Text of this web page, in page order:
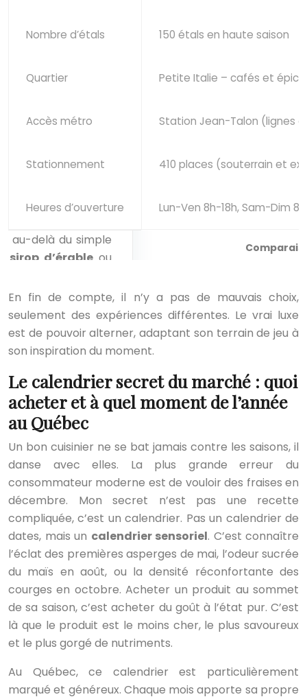
Nombre d’étals 150 étals en haute saison
Quartier Petite Italie – cafés et
Accès métro Station Jean-Talon (lignes
Stationnement 410 places (souterrain et
Heures d’ouverture Lun-Ven 8h-18h, Sam-Dim
En fin de compte, il n’y a pas de mauvais choix,
seulement des expériences différentes. Le vrai luxe
est de pouvoir alterner, adaptant son terrain de jeu à
son inspiration du moment.
Le calendrier secret du marché : quoi
acheter et à quel moment de l’année
au Québec
Un bon cuisinier ne se bat jamais contre les saisons, il
danse avec elles. La plus grande erreur du
consommateur moderne est de vouloir des fraises en
décembre. Mon secret n’est pas une recette
compliquée, c’est un calendrier. Pas un calendrier de
dates, mais un calendrier sensoriel. C’est connaître
l’éclat des premières asperges de mai, l’odeur sucrée
du maïs en août, ou la densité réconfortante des
courges en octobre. Acheter un produit au sommet
de sa saison, c’est acheter du goût à l’état pur. C’est
là que le produit est le moins cher, le plus savoureux
et le plus gorgé de nutriments.
Au Québec, ce calendrier est particulièrement
marqué et généreux. Chaque mois apporte sa propre